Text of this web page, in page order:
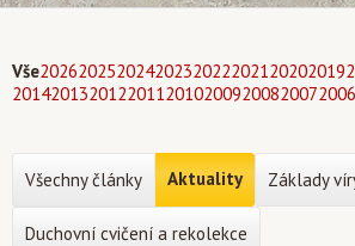
Vše20262025202420232022202120202019
201420132012201120102009200820072006
Všechny články Aktuality Základy
Duchovní cvičení a rekolekce